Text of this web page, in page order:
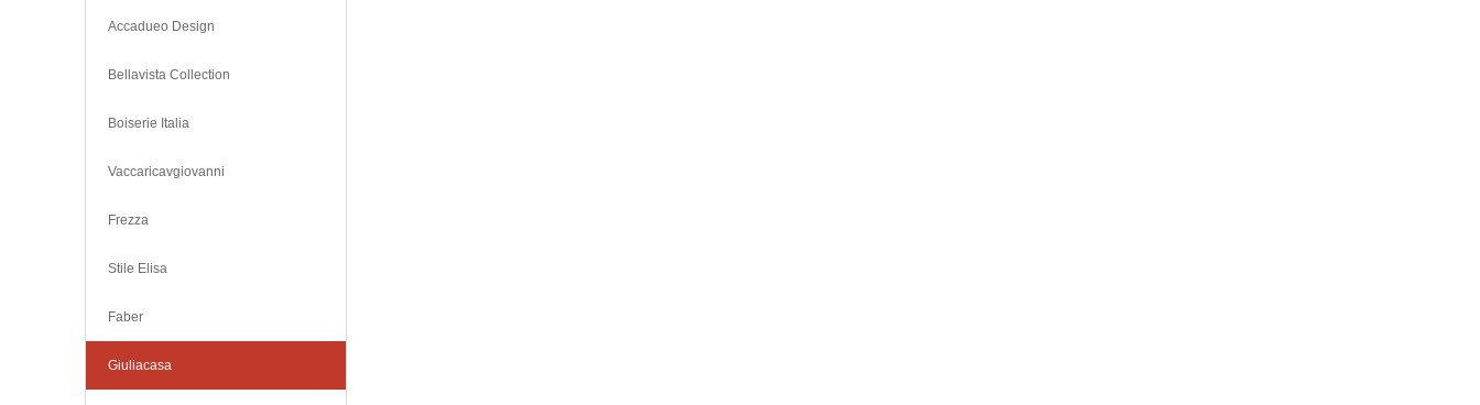
Accadueo Design
Bellavista Collection
Boiserie Italia
Vaccaricavgiovanni
Frezza
Stile Elisa
Faber
Giuliacasa